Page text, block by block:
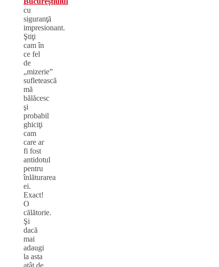
cu
siguranţă
impresionant.
Ştiţi
cam în
ce fel
de
„mizerie”
sufletească
mă
bălăcesc
şi
probabil
ghiciţi
cam
care ar
fi fost
antidotul
pentru
înlăturarea
ei.
Exact!
O
călătorie.
Şi
dacă
mai
adaugi
la asta
atât de